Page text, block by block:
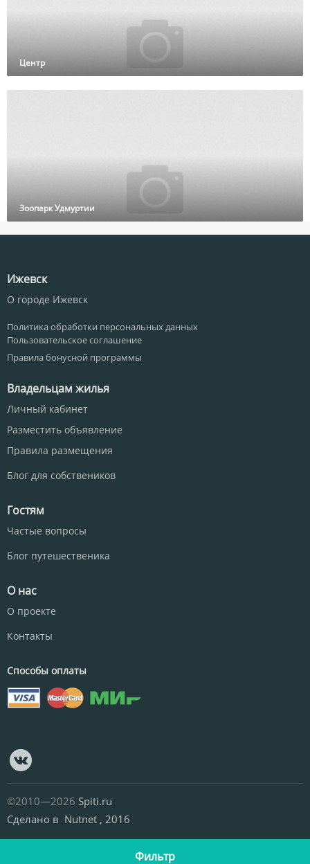
Фильтр
Центр
Зоопарк Удмуртии
Ижевск
О городе Ижевск
Политика обработки персональных данных
Пользовательское соглашение
Правила бонусной программы
Владельцам жилья
Личный кабинет
Разместить объявление
Правила размещения
Блог для собствеников
Гостям
Частые вопросы
Блог путешественика
О нас
О проекте
Контакты
Способы оплаты
©2010—2026 Spiti.ru
Сделано в Nutnet , 2016